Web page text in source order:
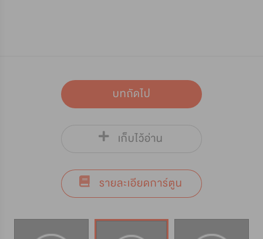
บทถัดไป
เก็บไว้อ่าน
รายละเอียดการ์ตูน